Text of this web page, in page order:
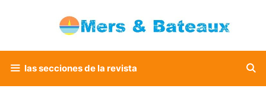
las secciones de la revista